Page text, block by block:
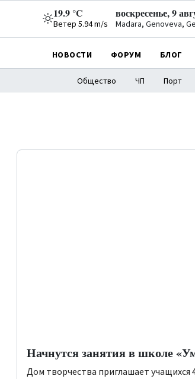
19.9 °C
Ветер 5.94 m/s
воскресенье, 9
Madara, Genoveva,
НОВОСТИ ФОРУМ БЛОГ
Общество ЧП Порт
Начнутся занятия в школе
Дом творчества приглашает учащихся